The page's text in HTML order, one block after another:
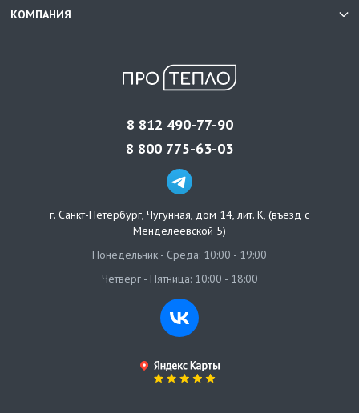
КОМПАНИЯ
8 812 490-77-90
8 800 775-63-03
г. Санкт-Петербург, Чугунная, дом 14, лит. К, (въезд с
Менделеевской 5)
Понедельник - Среда: 10:00 - 19:00
Четверг - Пятница: 10:00 - 18:00